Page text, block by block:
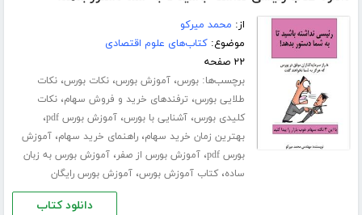
از: محمد میرکو
موضوع:کتاب‌های علوم اقتصادی
۲۲ صفحه
برچسب‌ها:بورس،آموزش بورس،نکات بورس،نکات
طلایی بورس، ترفندهای خرید و فروش سهام،نکات
کلیدی بورس،آشنایی با بورس،آموزش بورس pdf ،
بهترین زمان خرید سهام،راهنمای خرید سهام،آموزش
بورس pdf
،آموزش بورس از صفر،آموزش بورس به زبان
ساده،کتاب آموزش بورس،آموزش بورس رایگان
دانلود کتاب